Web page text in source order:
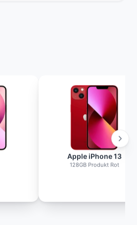
Apple iPhone 13
128GB Produkt Rot